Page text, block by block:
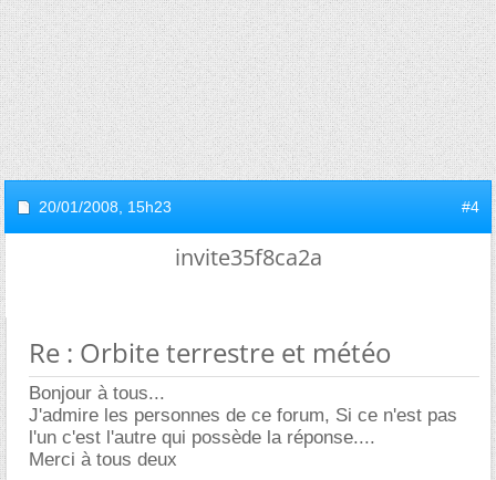
20/01/2008, 15h23 #4
invite35f8ca2a
Re : Orbite terrestre et météo
Bonjour à tous...
J'admire les personnes de ce forum, Si ce n'est pas
l'un c'est l'autre qui possède la réponse....
Merci à tous deux